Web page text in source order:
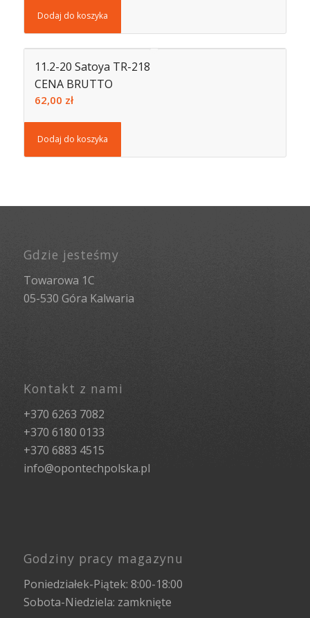
Dodaj do koszyka
11.2-20 Satoya TR-218
CENA BRUTTO
62,00 zł
Dodaj do koszyka
Gdzie jesteśmy
Towarowa 1C
05-530 Góra Kalwaria
Kontakt z nami
+370 6263 7082
+370 6180 0133
+370 6883 4515
info@opontechpolska.pl
Godziny pracy magazynu
Poniedziałek-Piątek: 8:00-18:00
Sobota-Niedziela: zamknięte